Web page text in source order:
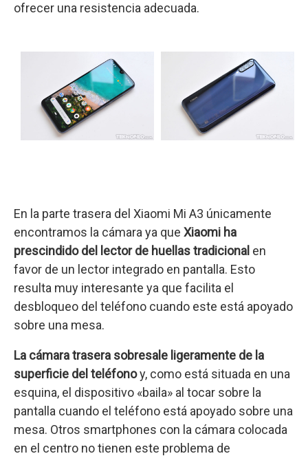
ofrecer una resistencia adecuada.
En la parte trasera del Xiaomi Mi A3 únicamente
encontramos la cámara ya que Xiaomi ha
prescindido del lector de huellas tradicional en
favor de un lector integrado en pantalla. Esto
resulta muy interesante ya que facilita el
desbloqueo del teléfono cuando este está apoyado
sobre una mesa.
La cámara trasera sobresale ligeramente de la
superficie del teléfonoy, como está situada en una
esquina, el dispositivo «baila» al tocar sobre la
pantalla cuando el teléfono está apoyado sobre una
mesa. Otros smartphones con la cámara colocada
en el centro no tienen este problema de